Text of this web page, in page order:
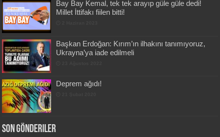
Bay Bay Kemal, tek tek arayıp güle güle dedi!
Millet İttifakı fiilen bitti!
Başkan Erdoğan: Kırım’ın ilhakını tanımıyoruz,
Ukrayna’ya iade edilmeli
Deprem ağıdı!
Son Gönderiler